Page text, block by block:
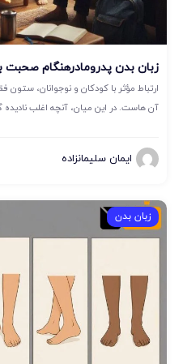
زبان بدن پدرومادرهنگام صحبت
ارتباط مؤثر با کودکان و نوجوانان،
آن هاست. در این میان، آنچه اغلب نادیده
ایمان سلیمانزاده
زبان بدن